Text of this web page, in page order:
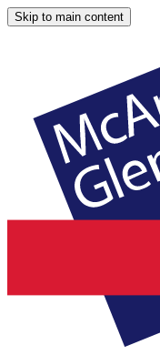
Skip to main content